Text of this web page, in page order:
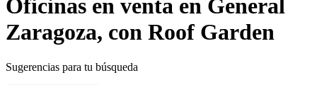
Oficinas en venta en General
Zaragoza, con Roof Garden
Sugerencias para tu búsqueda